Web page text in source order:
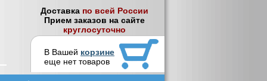
Доставка по всей России
Прием заказов на сайте
круглосуточно
В Вашей корзине
еще нет товаров